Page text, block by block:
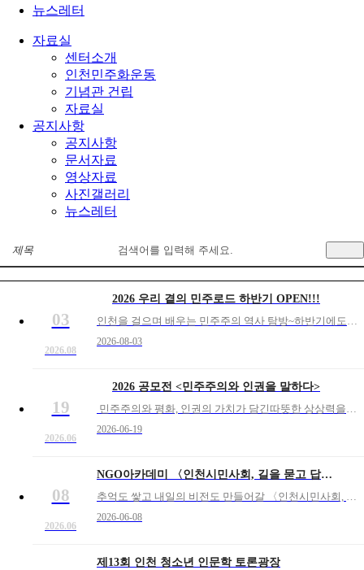
뉴스레터
자료실
센터소개
인천민주화운동
기념관 건립
자료실
공지사항
공지사항
문서자료
영상자료
사진갤러리
뉴스레터
제목
03
2026.08
2026 우리 곁의 민주로드 하반기 OPEN!!!
인천을 걸으며 배우는 민주주의 역사 탐방~하반기에도 이어갑니다!!!신청링크 : https://forms.gle/8C6B7gvzWAjV5bem7
2026-08-03
19
2026.06
2026 공모전 <민주주의와 인권을 말하다>
민주주의와 평화, 인권의 가치가 담긴따뜻한 상상력을 기대하며 공모전을 개최합니다.✔️접수 기간2026.07.01(수) ~ 2026.09.01(화) 18시✔️응모 자격연령 및 제한 없음(*청소년은 19세 미만)✔️공모 주제민주주의, 평화, 인권의 가치가 담긴우
2026-06-19
08
2026.06
NGO아카데미 〈인천시민사회, 길을 묻고 답하다〉
추억도 쌓고 내일의 비전도 만들어갈 〈인천시민사회, 길을 묻고 답하다〉NGO아카데미에 함께해주세요!✔️운영일정- 1강: 7월 2일(목) 15시, 인천민주화운동센터- 2강∼5강: 7월 10일(금)∼11일(토), 임진각 및 연천군 두일리평화관광교육관✔️신청링크: https
2026-06-08
제13회 인천 청소년 인문학 토론광장